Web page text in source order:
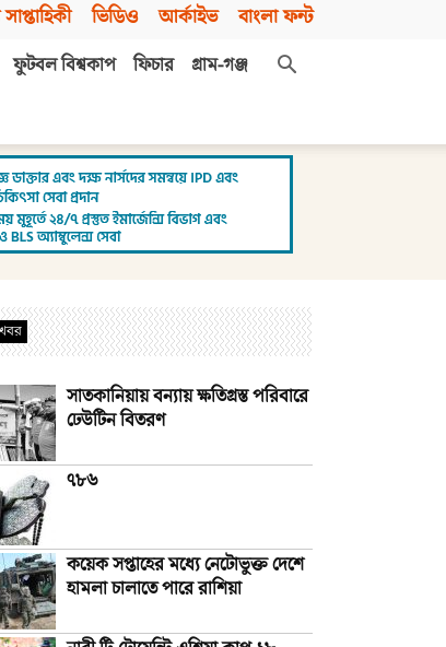
ভিডিও আর্কাইভ বাংলা ফন্ট
ফুটবল বিশ্বকাপ ফিচার
গ্রাম-গঞ্জ
সাতকানিয়ায় বন্যায় ক্ষতিগ্রস্ত পরিবারে
ঢেউটিন বিতরণ
৭৮৬
কয়েক সপ্তাহের মধ্যে নেটোভুক্ত দেশে
হামলা চালাতে পারে রাশিয়া